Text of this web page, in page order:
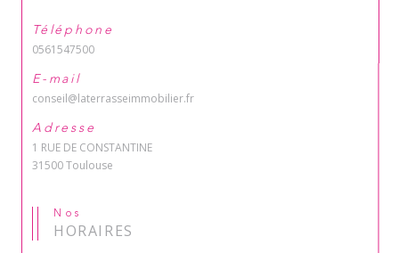
Téléphone
0561547500
E-mail
conseil@laterrasseimmobilier.fr
Adresse
1 RUE DE CONSTANTINE
31500 Toulouse
Nos
HORAIRES